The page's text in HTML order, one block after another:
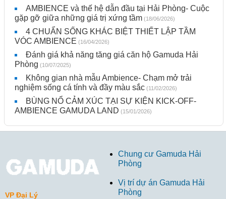
AMBIENCE và thế hệ dẫn đầu tại Hải Phòng- Cuộc
gặp gỡ giữa những giá trị xứng tầm (18/06/2026)
4 CHUẨN SỐNG KHÁC BIỆT THIẾT LẬP TẦM
VÓC AMBIENCE (16/04/2026)
Đánh giá khả năng tăng giá căn hộ Gamuda Hải
Phòng (10/07/2025)
Không gian nhà mẫu Ambience- Chạm mở trải
nghiệm sống cá tính và đầy màu sắc (11/02/2026)
BÙNG NỔ CẢM XÚC TẠI SỰ KIỆN KICK-OFF-
AMBIENCE GAMUDA LAND (15/01/2026)
VP Đại Lý
Chung cư Gamuda Hải
Phòng
Vị trí dự án Gamuda Hải
Phòng